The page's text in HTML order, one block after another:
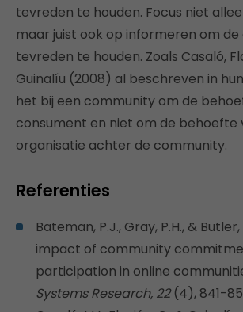
tevreden te houden. Focus niet
maar juist ook op informeren om
tevreden te houden. Zoals Casaló,
Guinalíu (2008) al beschreven in
het bij een community om de
consument en niet om de behoefte
organisatie achter de community.
Referenties
Bateman, P.J., Gray, P.H., & Butler,
impact of community
participation in online
Systems Research, 22(4), 841-